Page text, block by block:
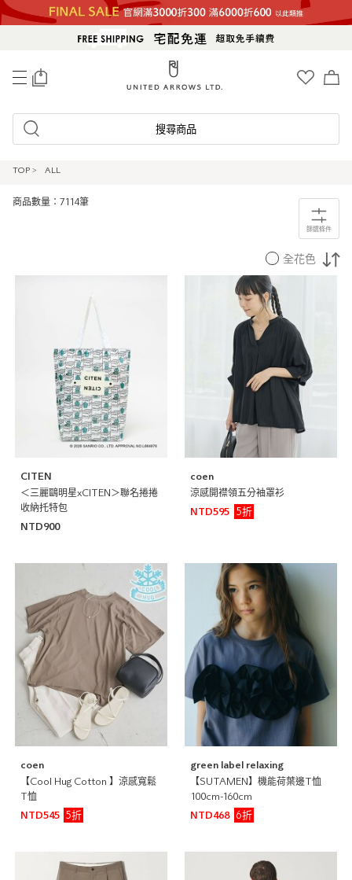
搜尋商品
TOP > ALL
商品數量：7114筆
篩選條件
全花色
CITEN
＜三麗鷗明星xCITEN＞聯名捲捲
收納托特包
NTD900
coen
涼感開襟領五分袖罩衫
NTD595
5折
coen
【Cool Hug Cotton 】涼感寬鬆
T恤
NTD545
5折
green label relaxing
【SUTAMEN】機能荷葉邊T恤
100cm-160cm
NTD468
6折